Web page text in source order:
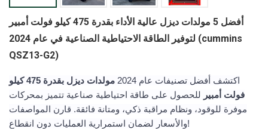
أفضل 5 مولدات ديزل عالية الأداء بقدرة 475 كيلو فولت أمبير
لتوفير الطاقة الاحتياطية الصناعية في عام 2024 (cummins
QSZ13-G2)
اكتشف أفضل تصنيفات عام 2024
مولدات ديزل بقدرة 475 كيلو
فولت أمبير للحصول على طاقة احتياطية صناعية تتميز بمحركات
موفرة للوقود، ونظام مراقبة ذكي، ومتانة فائقة. قارن المواصفات
والأسعار لضمان استمرارية العمليات دون انقطاع!